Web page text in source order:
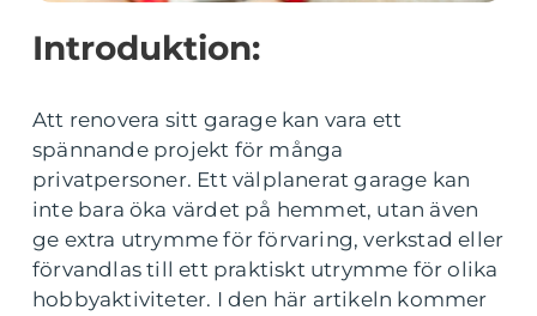
Introduktion:
Att renovera sitt garage kan vara ett
spännande projekt för många
privatpersoner. Ett välplanerat garage kan
inte bara öka värdet på hemmet, utan även
ge extra utrymme för förvaring, verkstad eller
förvandlas till ett praktiskt utrymme för olika
hobbyaktiviteter. I den här artikeln kommer